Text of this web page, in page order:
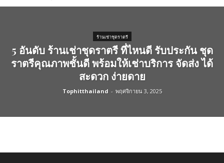
ร้านเช่าชุดราตรี
5 อันดับ ร้านเช่าชุดราตรี ที่ไหนดี รับประกัน ชุด
ราตรีคุณภาพชั้นดี พร้อมให้เช่าบริการ จัดส่ง ได้
สะดวก ง่ายดาย
Tophitthailand - พฤศจิกายน 3, 2025